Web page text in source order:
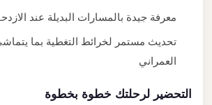
معرفة جيدة بالمسارات البديلة عند الازدحام
تحديث مستمر لخرائط التغطية بما
العمراني
التحضير لرحلتك خطوة بخطوة